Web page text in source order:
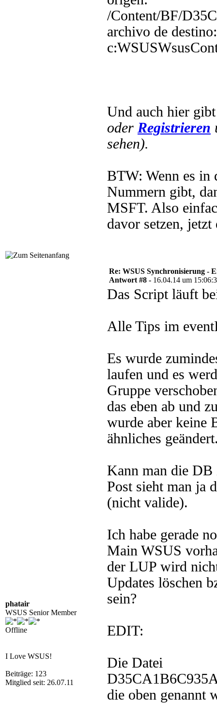
/Content/BF/
archivo de destino:
Und auch hier
oder Registrieren
sehen).
BTW: Wenn es in
Nummern gibt,
MSFT. Also
davor setzen, jetzt
phatair
WSUS Senior Member
Offline
I Love WSUS!
Beiträge: 123
Mitglied seit: 26.07.11
Re: WSUS Synchronisierung -
Antwort #8 - 16.04.14 um
Das Script läuft
Alle Tips im
Es wurde
laufen und es
Gruppe
das eben ab und
wurde aber keine
ähnliches
Kann man die DB
Post sieht man ja
(nicht valide).
Ich habe gerade
Main WSUS
der LUP wird
Updates löschen
sein?
EDIT:
Die Datei
die oben genannt